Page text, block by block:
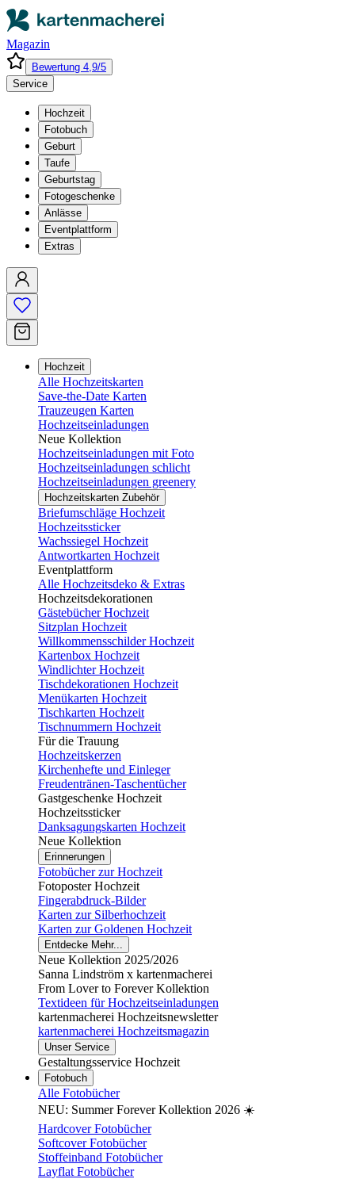
Magazin
Bewertung 4,9/5
Service
Hochzeit
Fotobuch
Geburt
Taufe
Geburtstag
Fotogeschenke
Anlässe
Eventplattform
Extras
Hochzeit
Alle Hochzeitskarten
Save-the-Date Karten
Trauzeugen Karten
Hochzeitseinladungen
Neue Kollektion
Hochzeitseinladungen mit Foto
Hochzeitseinladungen schlicht
Hochzeitseinladungen greenery
Hochzeitskarten Zubehör
Briefumschläge Hochzeit
Hochzeitssticker
Wachssiegel Hochzeit
Antwortkarten Hochzeit
Eventplattform
Alle Hochzeitsdeko & Extras
Hochzeitsdekorationen
Gästebücher Hochzeit
Sitzplan Hochzeit
Willkommensschilder Hochzeit
Kartenbox Hochzeit
Windlichter Hochzeit
Tischdekorationen Hochzeit
Menükarten Hochzeit
Tischkarten Hochzeit
Tischnummern Hochzeit
Für die Trauung
Hochzeitskerzen
Kirchenhefte und Einleger
Freudentränen-Taschentücher
Gastgeschenke Hochzeit
Hochzeitssticker
Danksagungskarten Hochzeit
Neue Kollektion
Erinnerungen
Fotobücher zur Hochzeit
Fotoposter Hochzeit
Fingerabdruck-Bilder
Karten zur Silberhochzeit
Karten zur Goldenen Hochzeit
Entdecke Mehr...
Neue Kollektion 2025/2026
Sanna Lindström x kartenmacherei
From Lover to Forever Kollektion
Textideen für Hochzeitseinladungen
kartenmacherei Hochzeitsnewsletter
kartenmacherei Hochzeitsmagazin
Unser Service
Gestaltungsservice Hochzeit
Fotobuch
Alle Fotobücher
NEU: Summer Forever Kollektion 2026 ☀️
Hardcover Fotobücher
Softcover Fotobücher
Stoffeinband Fotobücher
Layflat Fotobücher